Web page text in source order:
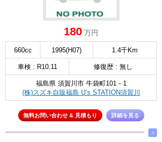
180 万円
660cc 1995(H07) 1.4千Km
車検 : R10.11 修復歴 : 無し
福島県 須賀川市 牛袋町101－1
(株)スズキ自販福島 U’s STATION須賀川
無料お問い合わせ & 見積もり 詳細を見る
∧